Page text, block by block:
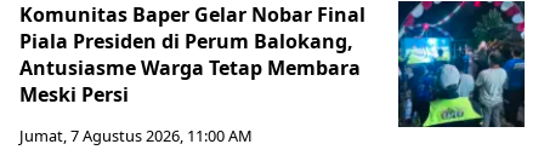
Komunitas Baper Gelar Nobar Final
Piala Presiden di Perum Balokang,
Antusiasme Warga Tetap Membara
Meski Persi
Jumat, 7 Agustus 2026, 11:00 AM